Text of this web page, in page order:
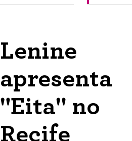
Lenine
apresenta
"Eita" no
Recife